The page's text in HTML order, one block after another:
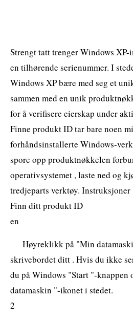
Strengt tatt trenger Windows
en tilhørende serienummer. I
Windows XP bære med seg et
sammen med en unik
for å verifisere eierskap under
Finne produkt ID tar bare noen
forhåndsinstallerte Windows-
spore opp produktnøkkelen
operativsystemet , laste ned og
tredjeparts verktøy. Instruksjoner
Finn ditt produkt ID
en
Høyreklikk på "Min
skrivebordet ditt . Hvis du ikke
du på Windows "Start "-
datamaskin "-ikonet i stedet.
2